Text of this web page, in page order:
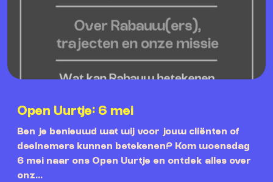
Open Uurtje: 6 mei
Ben je benieuwd wat wij voor jouw cliënten of
deelnemers kunnen betekenen? Kom woensdag
6 mei naar ons Open Uurtje en ontdek alles over
onz...